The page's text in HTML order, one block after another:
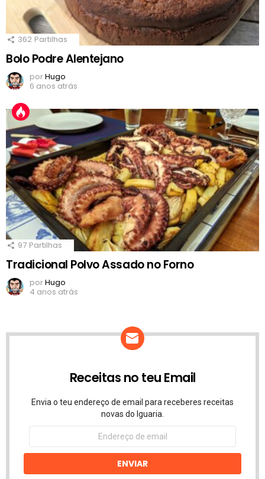
362 Partilhas
Bolo Podre Alentejano
porHugo
6 anos atrás
97 Partilhas
Tradicional Polvo Assado no Forno
porHugo
4 anos atrás
Receitas no teu Email
Envia o teu endereço de email para receberes receitas
novas do Iguaria.
Endereço
email
ENVIAR